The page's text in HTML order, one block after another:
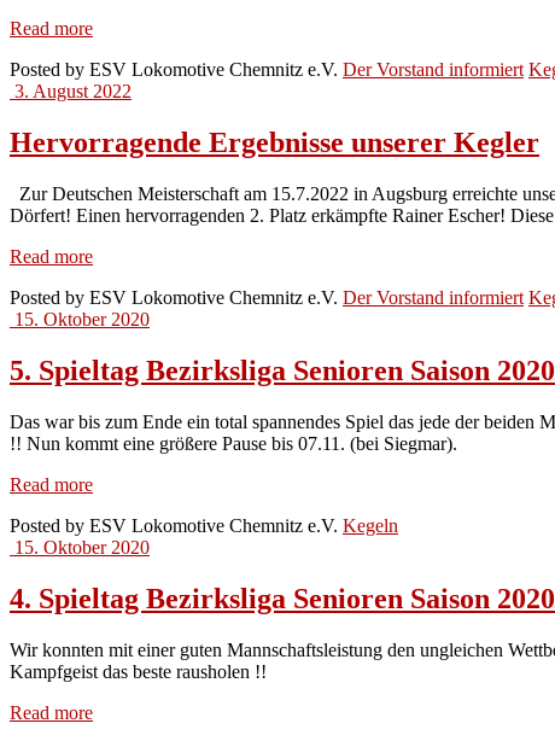
Read moreBericht
27.
Internationalen
der
Blinden
Sehbehinderten
im
Posted by ESV Lokomotive Chemnitz e.V. Der Vorstand informiert
3. August 2022
Hervorragende Ergebnisse unserer Kegler
Zur Deutschen Meisterschaft am 15.7.2022 in Augsburg erreichte
Dörfert! Einen hervorragenden 2. Platz erkämpfte Rainer Escher!
Read moreHervorragende
unserer
Kegler
Posted by ESV Lokomotive Chemnitz e.V. Der Vorstand informiert
15. Oktober 2020
5. Spieltag Bezirksliga Senioren Saison
Das war bis zum Ende ein total spannendes Spiel das jede der
!! Nun kommt eine größere Pause bis 07.11. (bei Siegmar).
Read more5.
Bezirksliga
Senioren
2020/2021
Posted by ESV Lokomotive Chemnitz e.V. Kegeln
15. Oktober 2020
4. Spieltag Bezirksliga Senioren Saison
Wir konnten mit einer guten Mannschaftsleistung den ungleichen
Kampfgeist das beste rausholen !!
Read more4.